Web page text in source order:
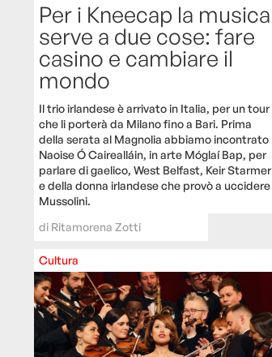
Per i Kneecap la musica
serve a due cose: fare
casino e cambiare il
mondo
Il trio irlandese è arrivato in Italia, per un tour
che li porterà da Milano fino a Bari. Prima
della serata al Magnolia abbiamo incontrato
Naoise Ó Cairealláin, in arte Móglaí Bap, per
parlare di gaelico, West Belfast, Keir Starmer
e della donna irlandese che provò a uccidere
Mussolini.
di Ritamorena Zotti
Cultura